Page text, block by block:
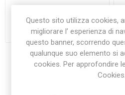
€8,90
Questo sito utilizza cookies,
migliorare l’ esperienza di
questo banner, scorrendo
qualunque suo elemento si
cookies. Per approfondire
Cookies.